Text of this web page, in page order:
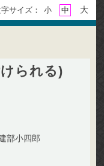
サイズ： 小 中 大
られる)
部小四郎